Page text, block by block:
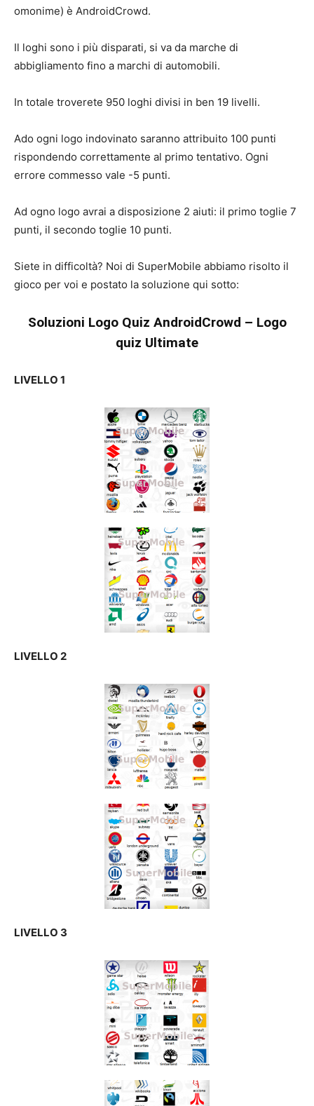
omonime) è AndroidCrowd.
Il loghi sono i più disparati, si va da marche di
abbigliamento fino a marchi di automobili.
In totale troverete 950 loghi divisi in ben 19 livelli.
Ado ogni logo indovinato saranno attribuito 100 punti
rispondendo correttamente al primo tentativo. Ogni
errore commesso vale -5 punti.
Ad ogno logo avrai a disposizione 2 aiuti: il primo toglie 7
punti, il secondo toglie 10 punti.
Siete in difficoltà? Noi di SuperMobile abbiamo risolto il
gioco per voi e postato la soluzione qui sotto:
Soluzioni Logo Quiz AndroidCrowd – Logo
quiz Ultimate
LIVELLO 1
LIVELLO 2
LIVELLO 3